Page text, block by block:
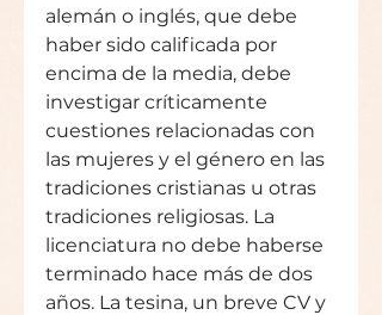
alemán o inglés, que debe
haber sido calificada por
encima de la media, debe
investigar críticamente
cuestiones relacionadas con
las mujeres y el género en las
tradiciones cristianas u otras
tradiciones religiosas. La
licenciatura no debe haberse
terminado hace más de dos
años. La tesina, un breve CV y